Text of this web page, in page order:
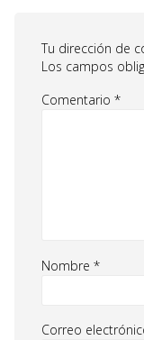
Tu dirección de
Los campos
Comentario *
Nombre *
Correo